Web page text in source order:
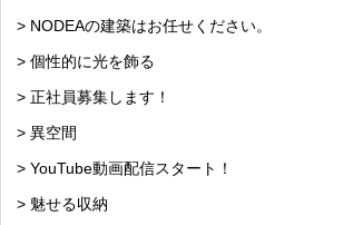
> NODEAの建築はお任せください。
> 個性的に光を飾る
> 正社員募集します！
> 異空間
> YouTube動画配信スタート！
> 魅せる収納